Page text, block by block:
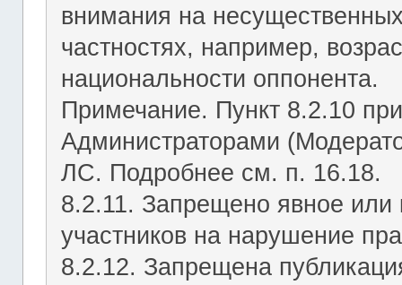
внимания на
частностях, например,
национальности оппонента.
Примечание. Пункт 8.2.10
Администраторами
ЛС. Подробнее см. п. 16.18.
8.2.11. Запрещено явное или
участников на нарушение
8.2.12. Запрещена